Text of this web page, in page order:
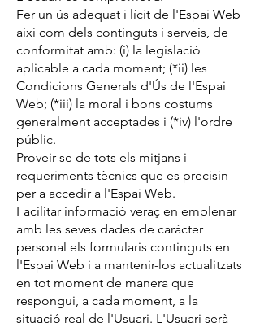
Fer un ús adequat i lícit de l'Espai Web
així com dels continguts i serveis, de
conformitat amb: (i) la legislació
aplicable a cada moment; (*ii) les
Condicions Generals d'Ús de l'Espai
Web; (*iii) la moral i bons costums
generalment acceptades i (*iv) l'ordre
públic.
Proveir-se de tots els mitjans i
requeriments tècnics que es precisin
per a accedir a l'Espai Web.
Facilitar informació veraç en emplenar
amb les seves dades de caràcter
personal els formularis continguts en
l'Espai Web i a mantenir-los actualitzats
en tot moment de manera que
respongui, a cada moment, a la
situació real de l'Usuari. L'Usuari serà